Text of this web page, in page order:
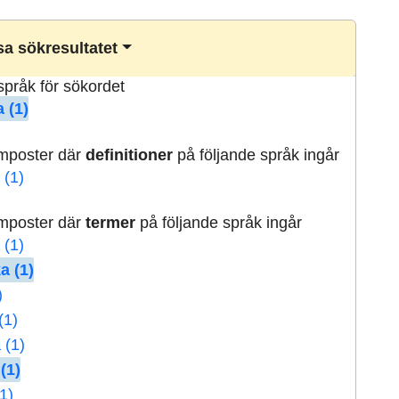
sökresultatet
för sökordet
(1)
därdefinitioner på följande språk ingår
(1)
därtermer på följande språk ingår
(1)
(1)
(1)